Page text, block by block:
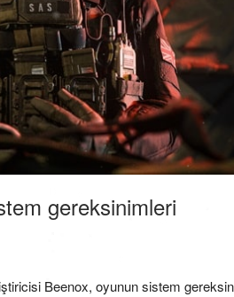
gereksinimleri
Beenox, oyunun sistem